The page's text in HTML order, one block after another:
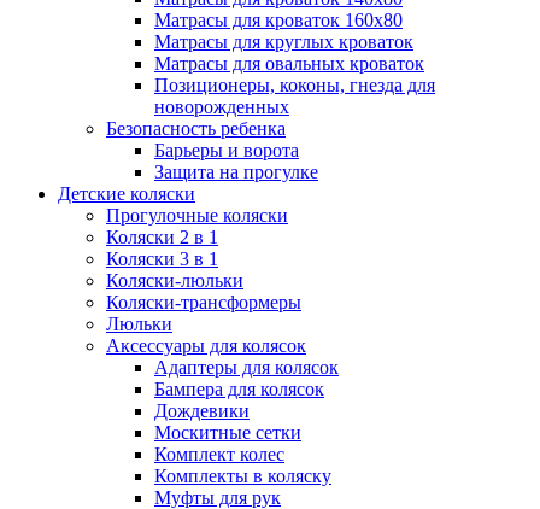
Матрасы для кроваток 160х80
Матрасы для круглых кроваток
Матрасы для овальных кроваток
Позиционеры, коконы, гнезда для
новорожденных
Безопасность ребенка
Барьеры и ворота
Защита на прогулке
Детские коляски
Прогулочные коляски
Коляски 2 в 1
Коляски 3 в 1
Коляски-люльки
Коляски-трансформеры
Люльки
Аксессуары для колясок
Адаптеры для колясок
Бампера для колясок
Дождевики
Москитные сетки
Комплект колес
Комплекты в коляску
Муфты для рук